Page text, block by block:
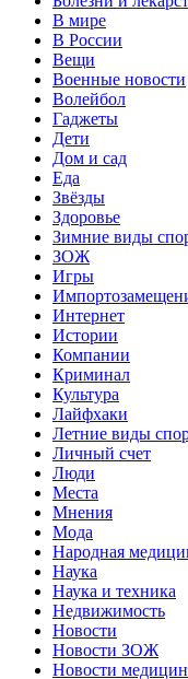
В мире
В России
Вещи
Военные новости
Волейбол
Гаджеты
Дети
Дом и сад
Еда
Звёзды
Здоровье
Зимние виды
ЗОЖ
Игры
Интернет
Истории
Компании
Криминал
Культура
Лайфхаки
Летние виды
Личный счет
Люди
Места
Мнения
Мода
Народная
Наука
Наука и техника
Недвижимость
Новости
Новости ЗОЖ
Новости